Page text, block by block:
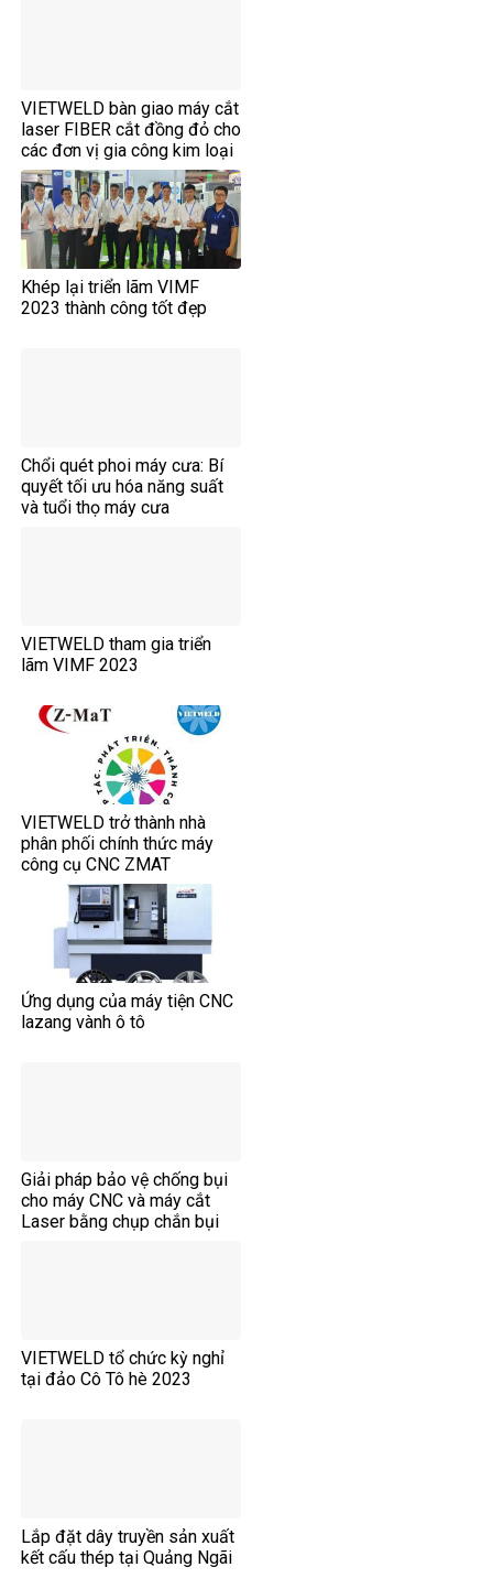
VIETWELD bàn giao máy cắt
laser FIBER cắt đồng đỏ cho
các đơn vị gia công kim loại
tấm.
Khép lại triển lãm VIMF
2023 thành công tốt đẹp
Chổi quét phoi máy cưa: Bí
quyết tối ưu hóa năng suất
và tuổi thọ máy cưa
VIETWELD tham gia triển
lãm VIMF 2023
VIETWELD trở thành nhà
phân phối chính thức máy
công cụ CNC ZMAT
Ứng dụng của máy tiện CNC
lazang vành ô tô
Giải pháp bảo vệ chống bụi
cho máy CNC và máy cắt
Laser bằng chụp chắn bụi
VIETWELD tổ chức kỳ nghỉ
tại đảo Cô Tô hè 2023
Lắp đặt dây truyền sản xuất
kết cấu thép tại Quảng Ngãi